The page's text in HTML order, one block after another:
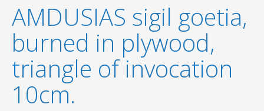
AMDUSIAS sigil goetia,
burned in plywood,
triangle of invocation
10cm.